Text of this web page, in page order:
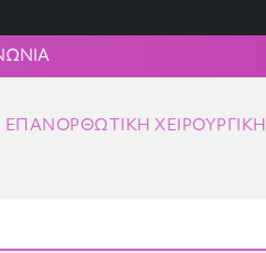
ΕΠΑΝΟΡΘΩΤΙΚΉ ΧΕΙΡΟΥΡΓΙΚΉ